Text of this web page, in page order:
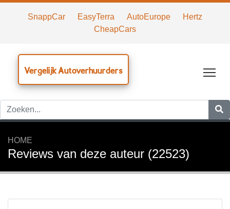
SnappCar EasyTerra AutoEurope
Hertz
CheapCars
Vergelijk Autoverhuurders
HOME
Reviews van deze auteur (22523)